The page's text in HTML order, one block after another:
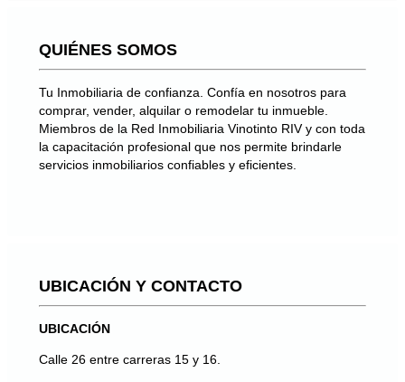
QUIÉNES SOMOS
Tu Inmobiliaria de confianza. Confía en nosotros para
comprar, vender, alquilar o remodelar tu inmueble.
Miembros de la Red Inmobiliaria Vinotinto RIV y con toda
la capacitación profesional que nos permite brindarle
servicios inmobiliarios confiables y eficientes.
UBICACIÓN Y CONTACTO
UBICACIÓN
Calle 26 entre carreras 15 y 16.